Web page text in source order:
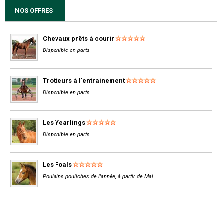
NOS OFFRES
Chevaux prêts à courir
Disponible en parts
Trotteurs à l'entrainement
Disponible en parts
Les Yearlings
Disponible en parts
Les Foals
Poulains pouliches de l'année, à partir de Mai